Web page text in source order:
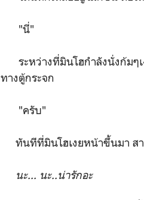
"นี่"
ระหว่างที่มินโฮกำลังนั่งก้มๆเ
ทางตู้กระจก
"ครับ"
ทันทีที่มินโฮเงยหน้าขึ้นมา สา
นะ... นะ..น่ารักอะ